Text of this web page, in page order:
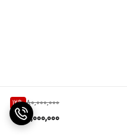
80,000,000
12%
70,000,000